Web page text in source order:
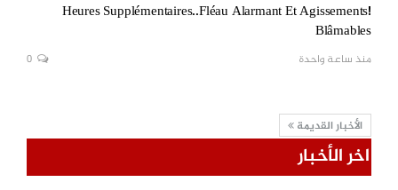
!Heures Supplémentaires..Fléau Alarmant Et Agissements
Blâmables
منذ ساعة واحدة
الأخبار القديمة
اخر الأخبار